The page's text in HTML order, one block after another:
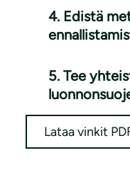
4. Edistä
5. Tee
Lataa vinkit